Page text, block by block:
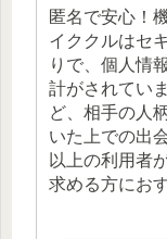
匿名で安心！
イククルはセ
りで、個人情
計がされてい
ど、相手の人
いた上での出
以上の利用者
求める方にお